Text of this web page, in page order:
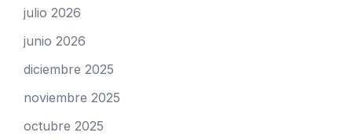
julio 2026
junio 2026
diciembre 2025
noviembre 2025
octubre 2025